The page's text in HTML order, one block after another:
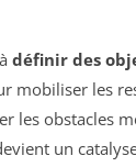
à définir des
mobiliser les
les obstacles
un